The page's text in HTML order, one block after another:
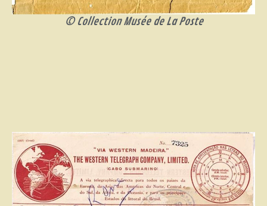
© Collection Musée de La Poste